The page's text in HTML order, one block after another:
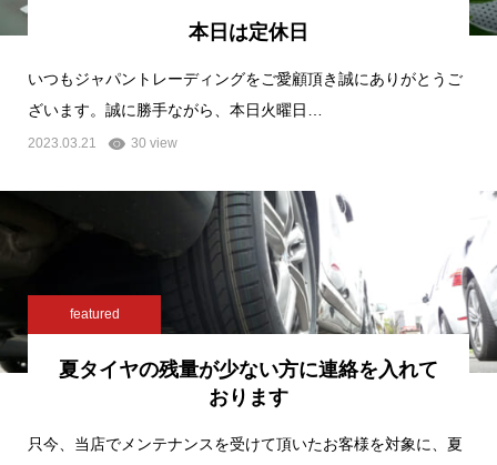
本日は定休日
いつもジャパントレーディングをご愛顧頂き誠にありがとうご
ざいます。誠に勝手ながら、本日火曜日…
2023.03.21 30 view
featured
夏タイヤの残量が少ない方に連絡を入れて
おります
只今、当店でメンテナンスを受けて頂いたお客様を対象に、夏